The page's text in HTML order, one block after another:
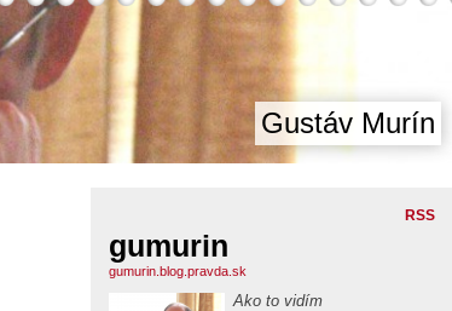
Gustáv Murín
RSS
gumurin
gumurin.blog.pravda.sk
Ako to vidím